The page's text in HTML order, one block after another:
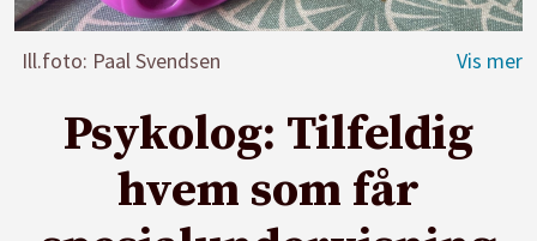
Ill.foto: Paal Svendsen
Psykolog: Tilfeldig
hvem som får